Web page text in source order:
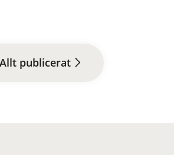
Allt publicerat